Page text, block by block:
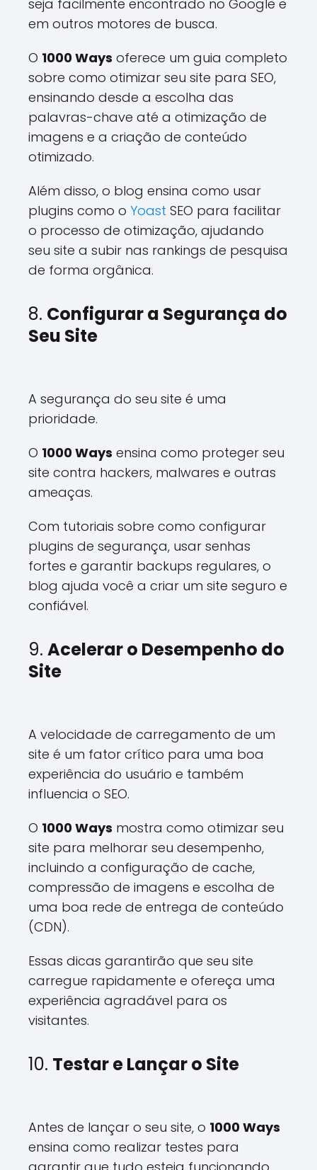
seja facilmente encontrado no Google e
em outros motores de busca.
O 1000 Ways oferece um guia completo
sobre como otimizar seu site para SEO,
ensinando desde a escolha das
palavras-chave até a otimização de
imagens e a criação de conteúdo
otimizado.
Além disso, o blog ensina como usar
plugins como o Yoast SEO para facilitar
o processo de otimização, ajudando
seu site a subir nas rankings de pesquisa
de forma orgânica.
8. Configurar a Segurança do
Seu Site
A segurança do seu site é uma
prioridade.
O 1000 Ways ensina como proteger seu
site contra hackers, malwares e outras
ameaças.
Com tutoriais sobre como configurar
plugins de segurança, usar senhas
fortes e garantir backups regulares, o
blog ajuda você a criar um site seguro e
confiável.
9. Acelerar o Desempenho do
Site
A velocidade de carregamento de um
site é um fator crítico para uma boa
experiência do usuário e também
influencia o SEO.
O 1000 Ways mostra como otimizar seu
site para melhorar seu desempenho,
incluindo a configuração de cache,
compressão de imagens e escolha de
uma boa rede de entrega de conteúdo
(CDN).
Essas dicas garantirão que seu site
carregue rapidamente e ofereça uma
experiência agradável para os
visitantes.
10. Testar e Lançar o Site
Antes de lançar o seu site, o 1000 Ways
ensina como realizar testes para